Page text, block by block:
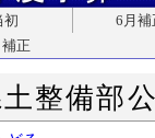
初
6月補
正
整備部